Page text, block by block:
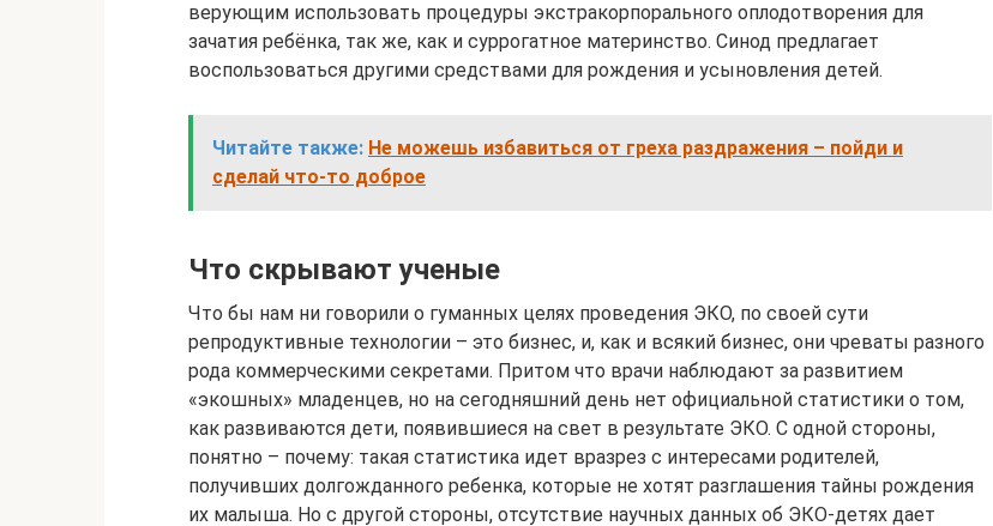
верующим использовать процедуры экстракорпорального оплодотворения для
зачатия ребёнка, так же, как и суррогатное материнство. Синод предлагает
воспользоваться другими средствами для рождения и усыновления детей.
Читайте также: Не можешь избавиться от греха раздражения – пойди и
сделай что-то доброе
Что скрывают ученые
Что бы нам ни говорили о гуманных целях проведения ЭКО, по своей сути
репродуктивные технологии – это бизнес, и, как и всякий бизнес, они чреваты разного
рода коммерческими секретами. Притом что врачи наблюдают за развитием
«экошных» младенцев, но на сегодняшний день нет официальной статистики о том,
как развиваются дети, появившиеся на свет в результате ЭКО. С одной стороны,
понятно – почему: такая статистика идет вразрез с интересами родителей,
получивших долгожданного ребенка, которые не хотят разглашения тайны рождения
их малыша. Но с другой стороны, отсутствие научных данных об ЭКО-детях дает